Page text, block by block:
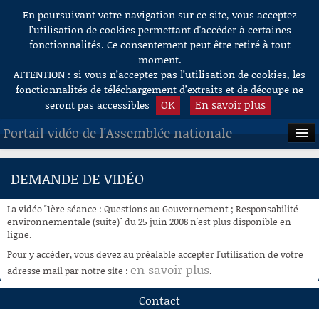
Aller au contenu
En poursuivant votre navigation sur ce site, vous acceptez
l’utilisation de cookies permettant d'accéder à certaines
fonctionnalités. Ce consentement peut être retiré à tout
moment.
ATTENTION : si vous n’acceptez pas l’utilisation de cookies, les
fonctionnalités de téléchargement d’extraits et de découpe ne
seront pas accessibles
OK En savoir plus
Portail vidéo de l'Assemblée nationale
ACCUEIL
À LA DEMANDE
RECHERCHE
AIDE À LA DÉCOUPE
DE VIDÉOS
DEMANDE DE VIDÉO
La vidéo "1ère séance : Questions au Gouvernement ; Responsabilité
environnementale (suite)" du 25 juin 2008 n'est plus disponible en
ligne.
Pour y accéder, vous devez au préalable accepter l'utilisation de votre
adresse mail par notre site : en savoir plus.
Contact